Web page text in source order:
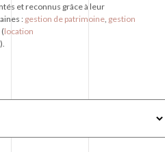
et reconnus grâce à leur
: gestion de patrimoine gestion
location
).